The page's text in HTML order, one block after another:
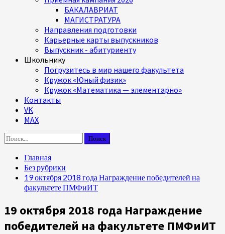
БАКАЛАВРИАТ
МАГИСТРАТУРА
Направления подготовки
Карьерные карты выпускников
Выпускник - абитуриенту
Школьнику
Погрузитесь в мир нашего факультета
Кружок «Юный физик»
Кружок «Математика — элементарно»
Контакты
VK
MAX
Найти:
Главная
Без рубрики
19 октября 2018 года Награждение победителей на
факультете ПМФиИТ
19 октября 2018 года Награждение
победителей на факультете ПМФиИТ